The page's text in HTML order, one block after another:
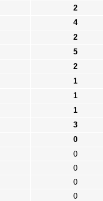
2
4
2
5
2
1
1
1
3
0
0
0
0
0